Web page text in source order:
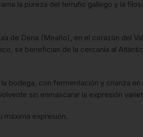
la pureza del terruño gallego y la
de Dena (Meaño), en el corazón del
se benefician de la cercanía al
bodega, con fermentación y crianza en
sin enmascarar la expresión
máxima expresión.